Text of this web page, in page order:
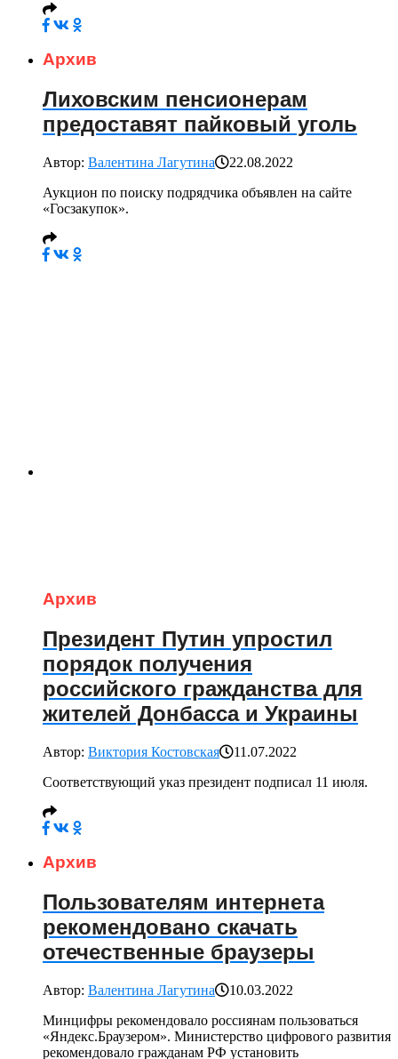
Архив
Лиховским пенсионерам
предоставят пайковый уголь
Автор: Валентина Лагутина
22.08.2022
Аукцион по поиску подрядчика объявлен на сайте
«Госзакупок».
Архив
Президент Путин упростил
порядок получения
российского гражданства для
жителей Донбасса и Украины
Автор: Виктория Костовская
11.07.2022
Соответствующий указ президент подписал 11 июля.
Архив
Пользователям интернета
рекомендовано скачать
отечественные браузеры
Автор: Валентина Лагутина
10.03.2022
Минцифры рекомендовало россиянам пользоваться
«Яндекс.Браузером». Министерство цифрового развития
рекомендовало гражданам РФ установить